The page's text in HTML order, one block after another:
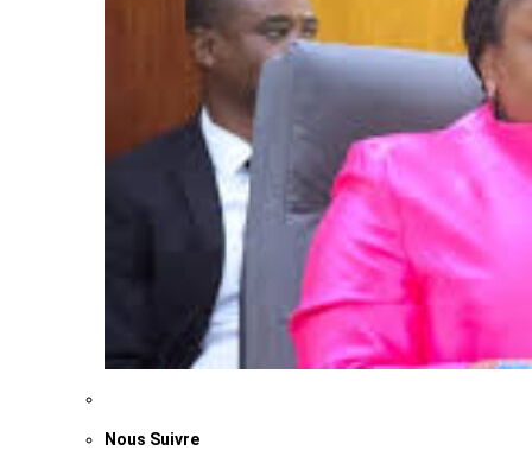
Nous Suivre